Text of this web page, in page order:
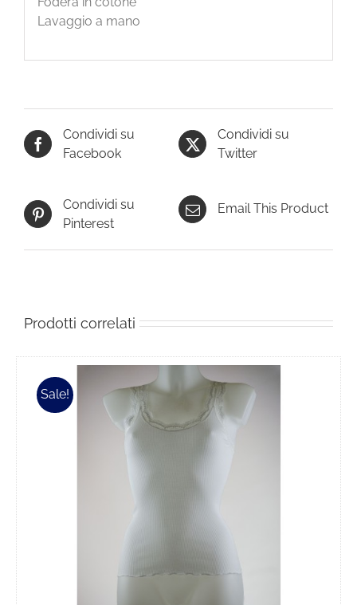
Lavaggio a mano
Condividi su
Facebook
Condividi su
Twitter
Condividi su
Pinterest
Email This Product
Prodotti correlati
Sale!